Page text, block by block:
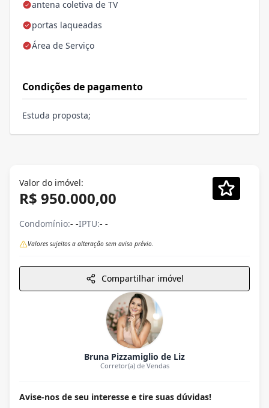
antena coletiva de TV
portas laqueadas
Área de Serviço
Condições de pagamento
Estuda proposta;
Valor do imóvel:
R$ 950.000,00
Condomínio:- -IPTU:- -
Valores sujeitos a alteração sem aviso prévio.
Compartilhar imóvel
Bruna Pizzamiglio de Liz
Corretor(a) de Vendas
Avise-nos de seu interesse e tire suas dúvidas!